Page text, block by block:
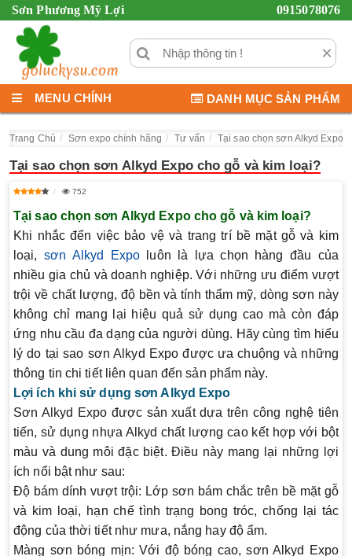
Sơn Phương Mỹ Lợi 0915078076
×
MENU CHÍNH DANH MỤC SẢN PHẨM
Trang Chủ Sơn expo chính hãng Tư vấn Tại sao chọn sơn Alkyd Expo
Tại sao chọn sơn Alkyd Expo cho gỗ và kim loại?
752
Tại sao chọn sơn Alkyd Expo cho gỗ và kim loại?
Khi nhắc đến việc bảo vệ và trang trí bề mặt gỗ và kim
loại, sơn Alkyd Expoluôn là lựa chọn hàng đầu của
nhiều gia chủ và doanh nghiệp. Với những ưu điểm vượt
trội về chất lượng, độ bền và tính thẩm mỹ, dòng sơn này
không chỉ mang lại hiệu quả sử dụng cao mà còn đáp
ứng nhu cầu đa dạng của người dùng. Hãy cùng tìm hiểu
lý do tại sao sơn Alkyd Expo được ưa chuộng và những
thông tin chi tiết liên quan đến sản phẩm này.
Lợi ích khi sử dụng sơn Alkyd Expo
Sơn Alkyd Expo được sản xuất dựa trên công nghệ tiên
tiến, sử dụng nhựa Alkyd chất lượng cao kết hợp với bột
màu và dung môi đặc biệt. Điều này mang lại những lợi
ích nổi bật như sau:
Độ bám dính vượt trội: Lớp sơn bám chắc trên bề mặt gỗ
và kim loại, hạn chế tình trạng bong tróc, chống lại tác
động của thời tiết như mưa, nắng hay độ ẩm.
Màng sơn bóng mịn: Với độ bóng cao,sơn Alkyd Expo